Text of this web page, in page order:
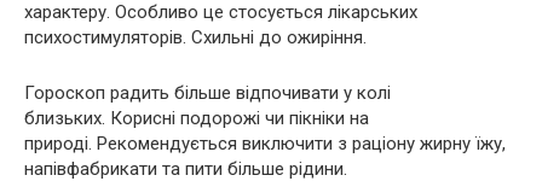
характеру. Особливо це стосується лікарських
психостимуляторів. Схильні до ожиріння.
Гороскоп радить більше відпочивати у колі
близьких. Корисні подорожі чи пікніки на
природі. Рекомендується виключити з раціону жирну їжу,
напівфабрикати та пити більше рідини.